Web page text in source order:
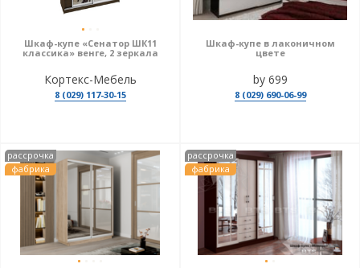
Шкаф-купе «Сенатор ШК11
классика» венге, 2 зеркала
Кортекс-Мебель
8 (029) 117-30-15
Шкаф-купе в лаконичном
цвете
by 699
8 (029) 690-06-99
рассрочка
фабрика
рассрочка
фабрика